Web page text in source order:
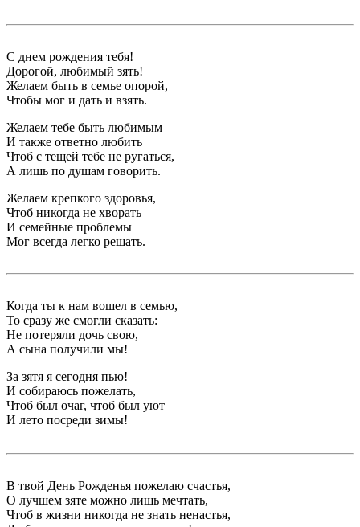
С днем рождения тебя!
Дорогой, любимый зять!
Желаем быть в семье опорой,
Чтобы мог и дать и взять.
Желаем тебе быть любимым
И также ответно любить
Чтоб с тещей тебе не ругаться,
А лишь по душам говорить.
Желаем крепкого здоровья,
Чтоб никогда не хворать
И семейные проблемы
Мог всегда легко решать.
Когда ты к нам вошел в семью,
То сразу же смогли сказать:
Не потеряли дочь свою,
А сына получили мы!
За зятя я сегодня пью!
И собираюсь пожелать,
Чтоб был очаг, чтоб был уют
И лето посреди зимы!
В твой День Рожденья пожелаю счастья,
О лучшем зяте можно лишь мечтать,
Чтоб в жизни никогда не знать ненастья,